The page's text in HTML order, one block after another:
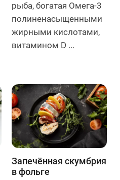
рыба, богатая Омега-3
полиненасыщенными
жирными кислотами,
витамином D ...
Запечённая скумбрия
в фольге